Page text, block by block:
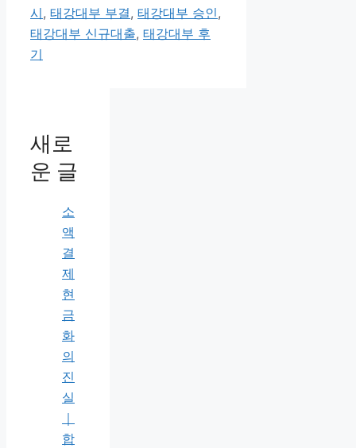
테
고
그
시, 태강대부 부결, 태강대부 승인,
태강대부 신규대출, 태강대부 후
기
새로
운 글
소
액
결
제
현
금
화
의
진
실
｜
합